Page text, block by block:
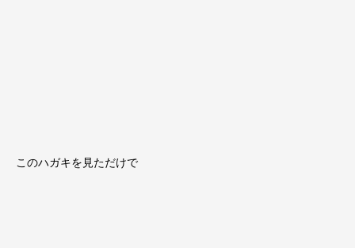
このハガキを見ただけで